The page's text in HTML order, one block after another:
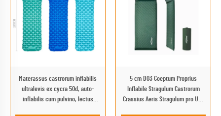
Materassus castrorum inflabilis
ultralevis ex cycra 50d, auto-
inflabilis cum pulvino, lectus
5 cm D03 Coeptum Proprius
Inflabile Stragulum Castrorum
Crassius Aeris Stragulum pro Uso